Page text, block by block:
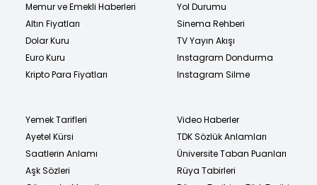
Memur ve Emekli Haberleri
Altın Fiyatları
Dolar Kuru
Euro Kuru
Kripto Para Fiyatları
Yol Durumu
Sinema Rehberi
TV Yayın Akışı
Instagram Dondurma
Instagram Silme
Yemek Tarifleri
Ayetel Kürsi
Saatlerin Anlamı
Aşk Sözleri
Video Haberler
TDK Sözlük Anlamları
Üniversite Taban Puanları
Rüya Tabirleri